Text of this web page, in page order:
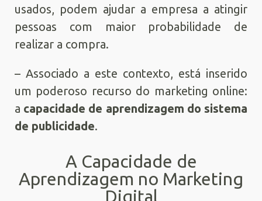
usados, podem ajudar a empresa a atingir
pessoas com maior probabilidade de
realizar a compra.
– Associado a este contexto, está inserido
um poderoso recurso do marketing online:
a capacidade de aprendizagem do sistema
de publicidade.
A Capacidade de
Aprendizagem no Marketing
Digital